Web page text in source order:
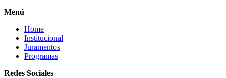
Menú
Home
Institucional
Juramentos
Programas
Redes Sociales